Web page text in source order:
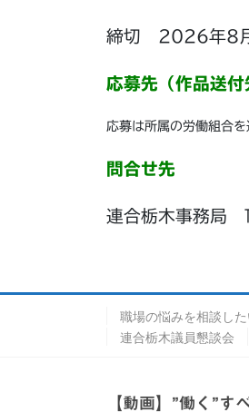
締切 2026年8月
応募先（作品送付
応募は所属の労働組合
問合せ先
連合栃木事務
職場の悩みを相談した
連合栃木議員懇談会
【動画】”働く”す